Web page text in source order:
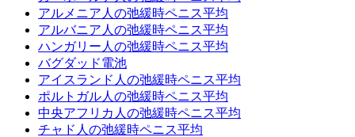
アルメニア人の弛緩時ペニス平均
アルバニア人の弛緩時ペニス平均
ハンガリー人の弛緩時ペニス平均
バグダッド電池
アイスランド人の弛緩時ペニス平均
ポルトガル人の弛緩時ペニス平均
中央アフリカ人の弛緩時ペニス平均
チャド人の弛緩時ペニス平均